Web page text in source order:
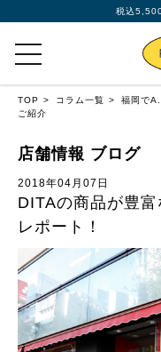
税込
TOP コラム一覧
福岡で
ご紹介
店舗情報 ブログ
2018年04月07日
DITAの商品が豊
レポート！